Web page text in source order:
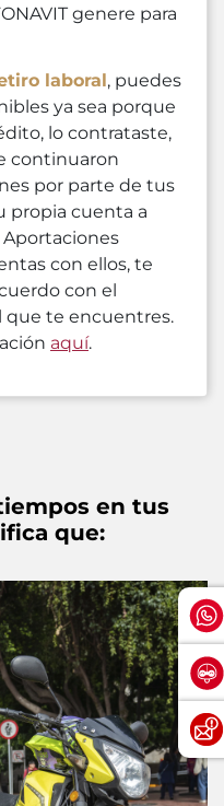
genere para
laboral , puedes
ya sea porque
lo contrataste,
continuaron
por parte de tus
propia cuenta a
con ellos, te
con el
que te encuentres.
aquí.
en tus
que: